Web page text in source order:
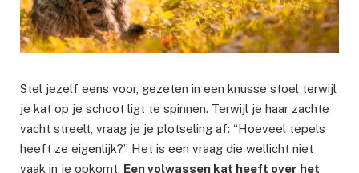
Stel jezelf eens voor, gezeten in een knusse stoel terwijl
je kat op je schoot ligt te spinnen. Terwijl je haar zachte
vacht streelt, vraag je je plotseling af: “Hoeveel tepels
heeft ze eigenlijk?” Het is een vraag die wellicht niet
vaak in je opkomt. Een volwassen kat heeft over het